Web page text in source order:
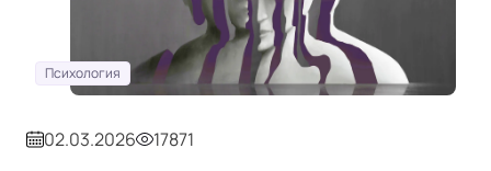
Психология
02.03.2026 17871